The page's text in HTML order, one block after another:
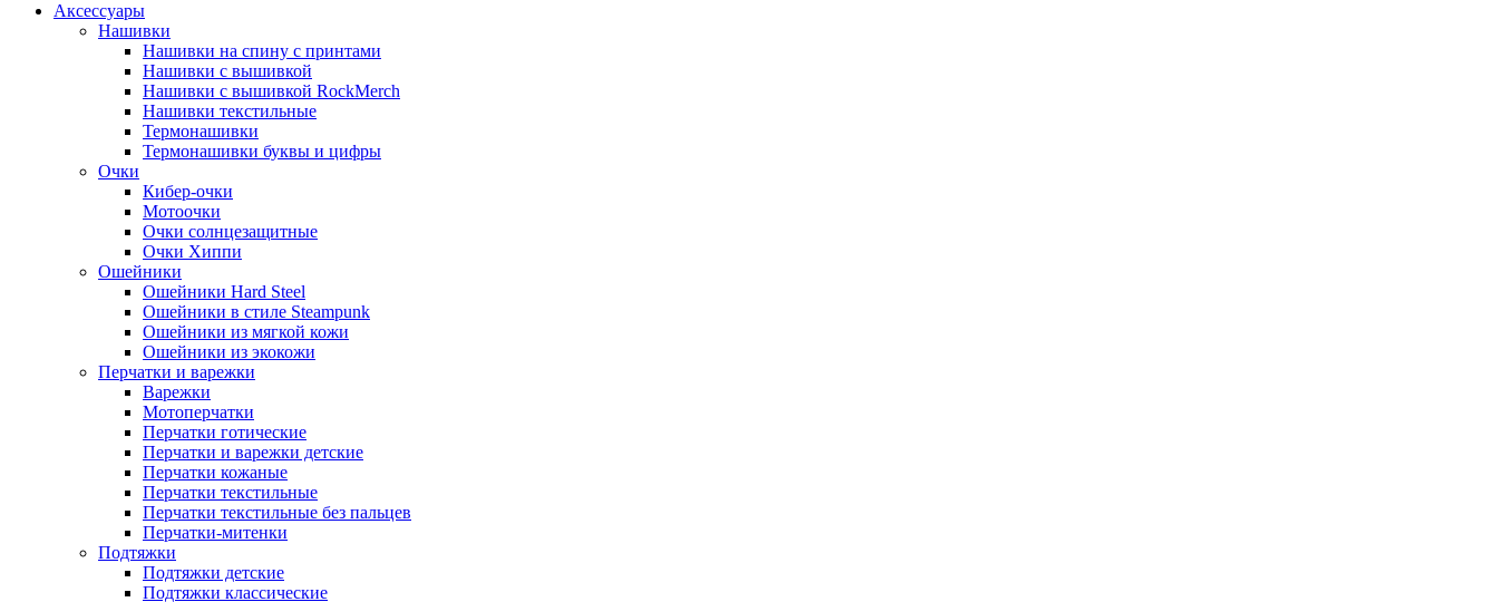
Аксессуары
Нашивки
Нашивки на спину с принтами
Нашивки с вышивкой
Нашивки с вышивкой RockMerch
Нашивки текстильные
Термонашивки
Термонашивки буквы и цифры
Очки
Кибер-очки
Мотоочки
Очки солнцезащитные
Очки Хиппи
Ошейники
Ошейники Hard Steel
Ошейники в стиле Steampunk
Ошейники из мягкой кожи
Ошейники из экокожи
Перчатки и варежки
Варежки
Мотоперчатки
Перчатки готические
Перчатки и варежки детские
Перчатки кожаные
Перчатки текстильные
Перчатки текстильные без пальцев
Перчатки-митенки
Подтяжки
Подтяжки детские
Подтяжки классические